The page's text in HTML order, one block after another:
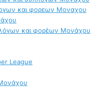
και φορεων Μοναχου
και φορέων Μονάχου
League